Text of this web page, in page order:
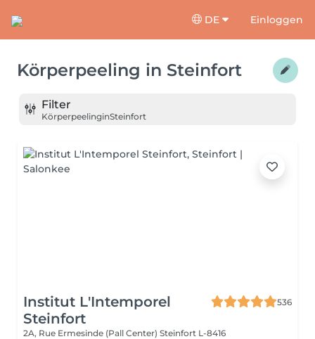
DE Einloggen
Körperpeeling in Steinfort
Filter
KörperpeelinginSteinfort
Institut L'Intemporel
Steinfort
536
2A, Rue Ermesinde (Pall Center) Steinfort L-8416